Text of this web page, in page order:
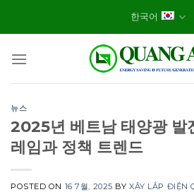
한국어
뉴스
2025년 베트남 태양광 발
레임과 정책 트렌드
POSTED ON 16 7월, 2025 BYXÂY LẮP ĐIỆN